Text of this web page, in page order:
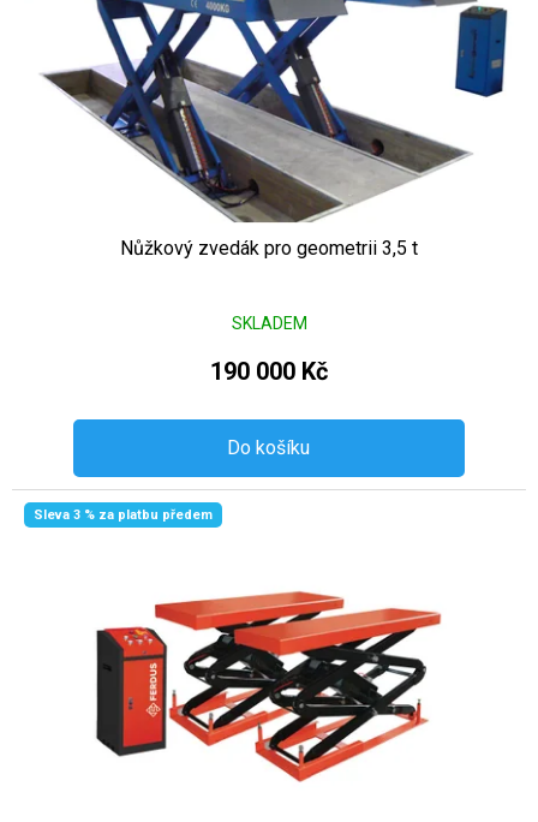
Nůžkový zvedák pro geometrii 3,5 t
SKLADEM
190 000 Kč
Do košíku
Sleva 3 % za platbu předem